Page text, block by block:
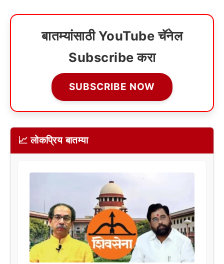
बातम्यांसाठी YouTube चॅनेल
Subscribe करा
SUBSCRIBE NOW
📈 लोकप्रिय बातम्या